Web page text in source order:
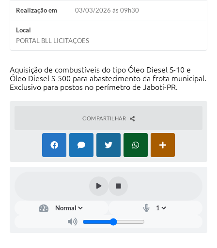
Realização em 03/03/2026 às 09h30
Local
PORTAL BLL LICITAÇÕES
Aquisição de combustíveis do tipo Óleo Diesel S-10 e
Óleo Diesel S-500 para abastecimento da frota municipal.
Exclusivo para postos no perímetro de Jaboti-PR.
COMPARTILHAR